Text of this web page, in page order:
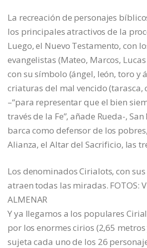
La recreación de personajes
los principales atractivos de la
Luego, el Nuevo Testamento, con
evangelistas (Mateo, Marcos,
con su símbolo (ángel, león, toro y
criaturas del mal vencido (tarasca,
–“para representar que el bien
través de la Fe”, añade Rueda-,
barca como defensor de los
Alianza, el Altar del Sacrificio, las
Los denominados Cirialots, con
atraen todas las miradas. FOTOS:
ALMENAR
Y ya llegamos a los populares
por los enormes cirios (2,65
sujeta cada uno de los 26